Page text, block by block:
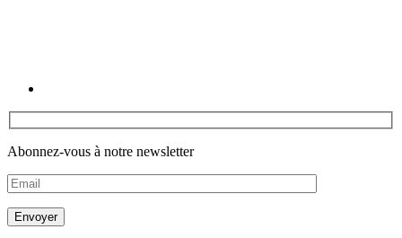
Abonnez-vous à notre newsletter